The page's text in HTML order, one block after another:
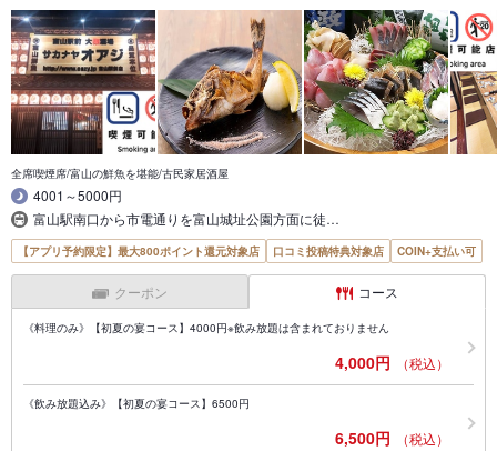
全席喫煙席/富山の鮮魚を堪能/古民家居酒屋
4001～5000円
富山駅南口から市電通りを富山城址公園方面に徒…
【アプリ予約限定】最大800ポイント還元対象店 口コミ投稿特典対象店 COIN+支払い可
クーポン コース
《料理のみ》【初夏の宴コース】4000円※飲み放題は含まれておりません
4,000円 （税込）
《飲み放題込み》【初夏の宴コース】6500円
6,500円 （税込）